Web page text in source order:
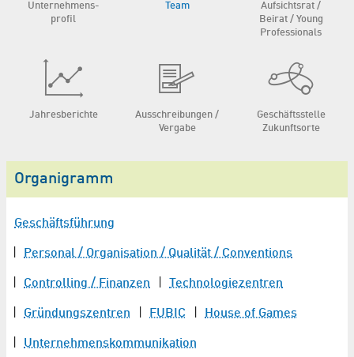
Unternehmens­
profil
Team
Aufsichtsrat /
Beirat / Young
Professionals
Jahresberichte
Ausschreibungen /
Vergabe
Geschäftsstelle
Zukunftsorte
Organigramm
Geschäftsführung
Personal / Organisation / Qualität / Conventions
Controlling / Finanzen Technologiezentren
Gründungszentren FUBIC House of Games
Unternehmenskommunikation